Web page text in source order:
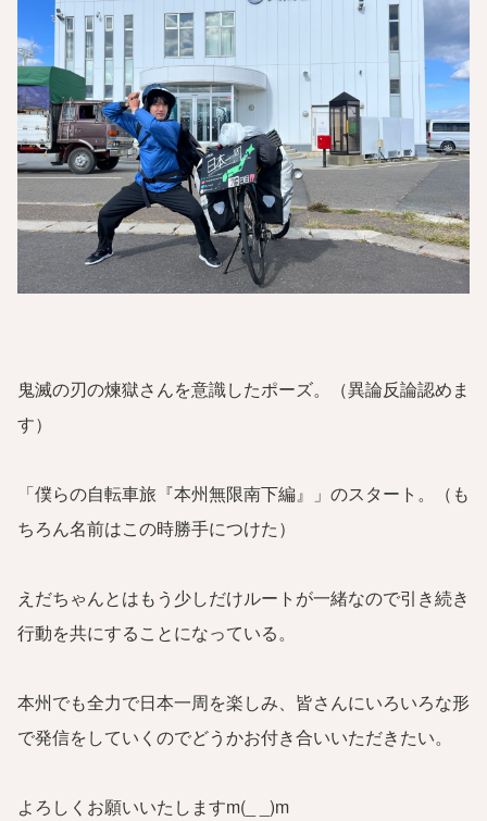
鬼滅の刃の煉獄さんを意識したポーズ。（異論反論認めま
す）
「僕らの自転車旅『本州無限南下編』」のスタート。（も
ちろん名前はこの時勝手につけた）
えだちゃんとはもう少しだけルートが一緒なので引き続き
行動を共にすることになっている。
本州でも全力で日本一周を楽しみ、皆さんにいろいろな形
で発信をしていくのでどうかお付き合いいただきたい。
よろしくお願いいたしますm(_ _)m